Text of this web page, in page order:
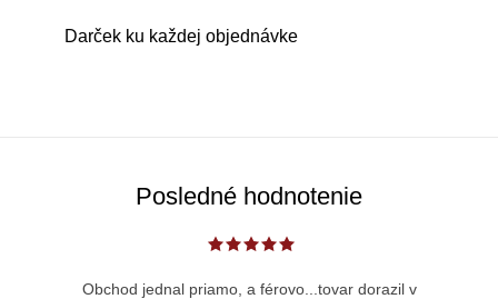
Darček ku každej objednávke
Posledné hodnotenie
Obchod jednal priamo, a férovo...tovar dorazil v